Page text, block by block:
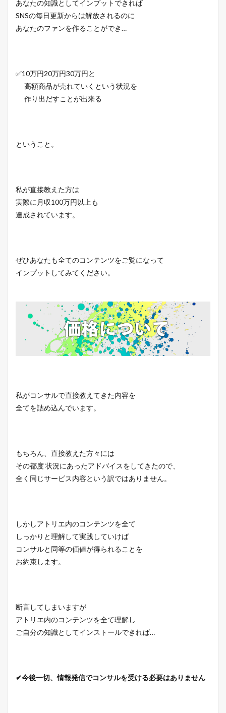
あなたの知識としてインプットできれば
SNSの毎日更新からは解放されるのに
あなたのファンを作ることができ…
✅10万円20万円30万円と
高額商品が売れていくという状況を
作り出だすことが出来る
ということ。
私が直接教えた方は
実際に月収100万円以上も
達成されています。
ぜひあなたも全てのコンテンツをご覧になって
インプットしてみてください。
私がコンサルで直接教えてきた内容を
全てを詰め込んでいます。
もちろん、直接教えた方々には
その都度 状況にあったアドバイスをしてきたので、
全く同じサービス内容という訳ではありません。
しかしアトリエ内のコンテンツを全て
しっかりと理解して実践していけば
コンサルと同等の価値が得られることを
お約束します。
断言してしまいますが
アトリエ内のコンテンツを全て理解し
ご自分の知識としてインストールできれば…
✔今後一切、情報発信でコンサルを受ける必要はありません